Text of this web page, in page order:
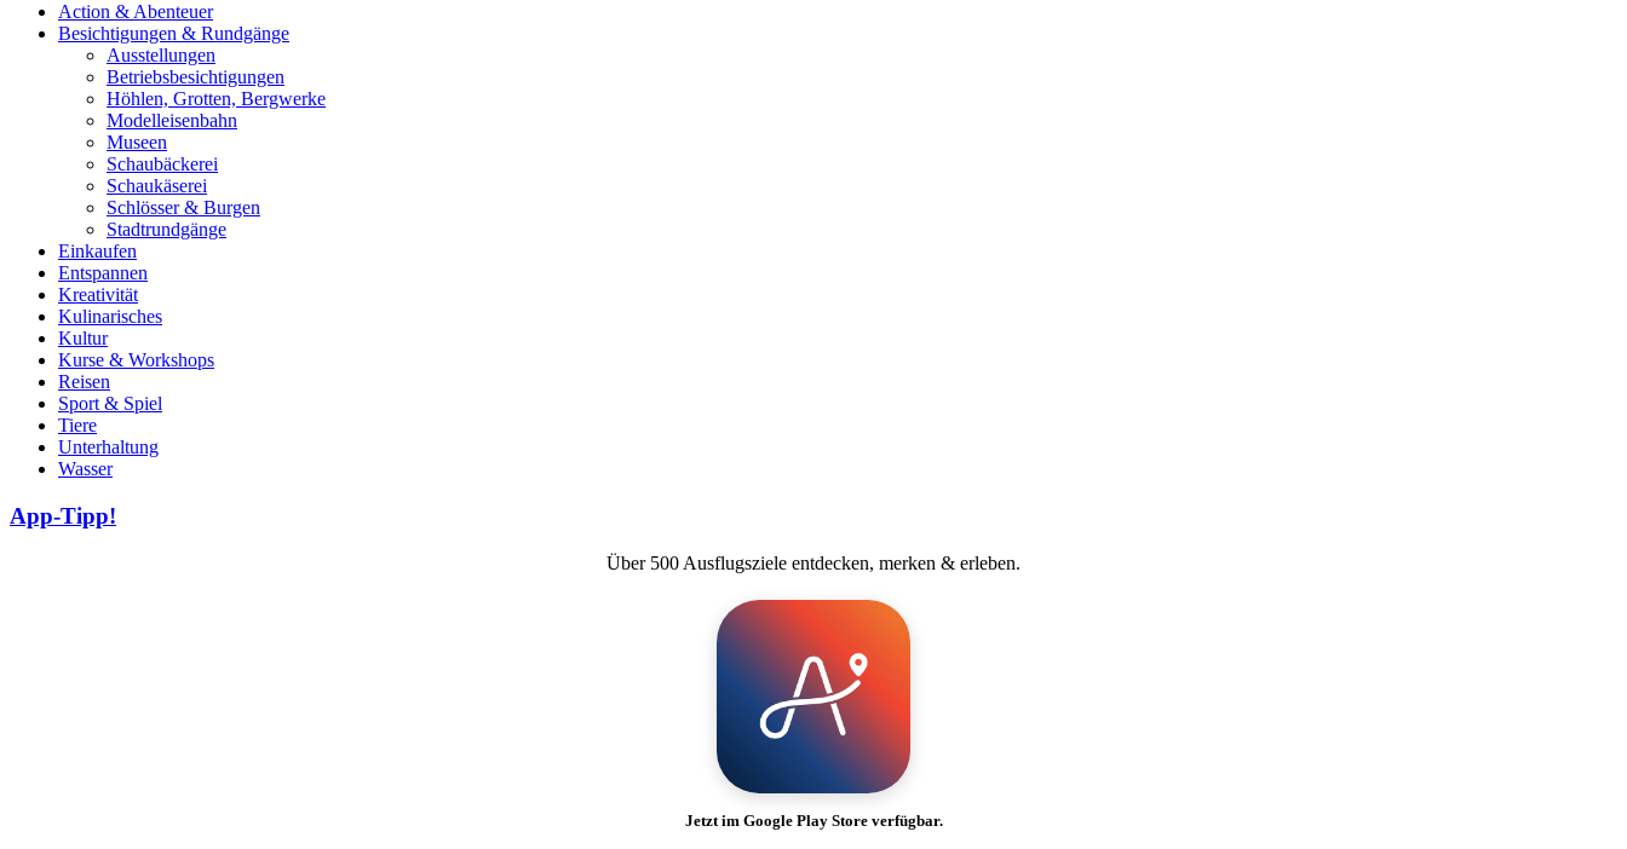
Action & Abenteuer
Besichtigungen & Rundgänge
Ausstellungen
Betriebsbesichtigungen
Höhlen, Grotten, Bergwerke
Modelleisenbahn
Museen
Schaubäckerei
Schaukäserei
Schlösser & Burgen
Stadtrundgänge
Einkaufen
Entspannen
Kreativität
Kulinarisches
Kultur
Kurse & Workshops
Reisen
Sport & Spiel
Tiere
Unterhaltung
Wasser
App-Tipp!
Über 500 Ausflugsziele entdecken, merken & erleben.
Jetzt im Google Play Store verfügbar.